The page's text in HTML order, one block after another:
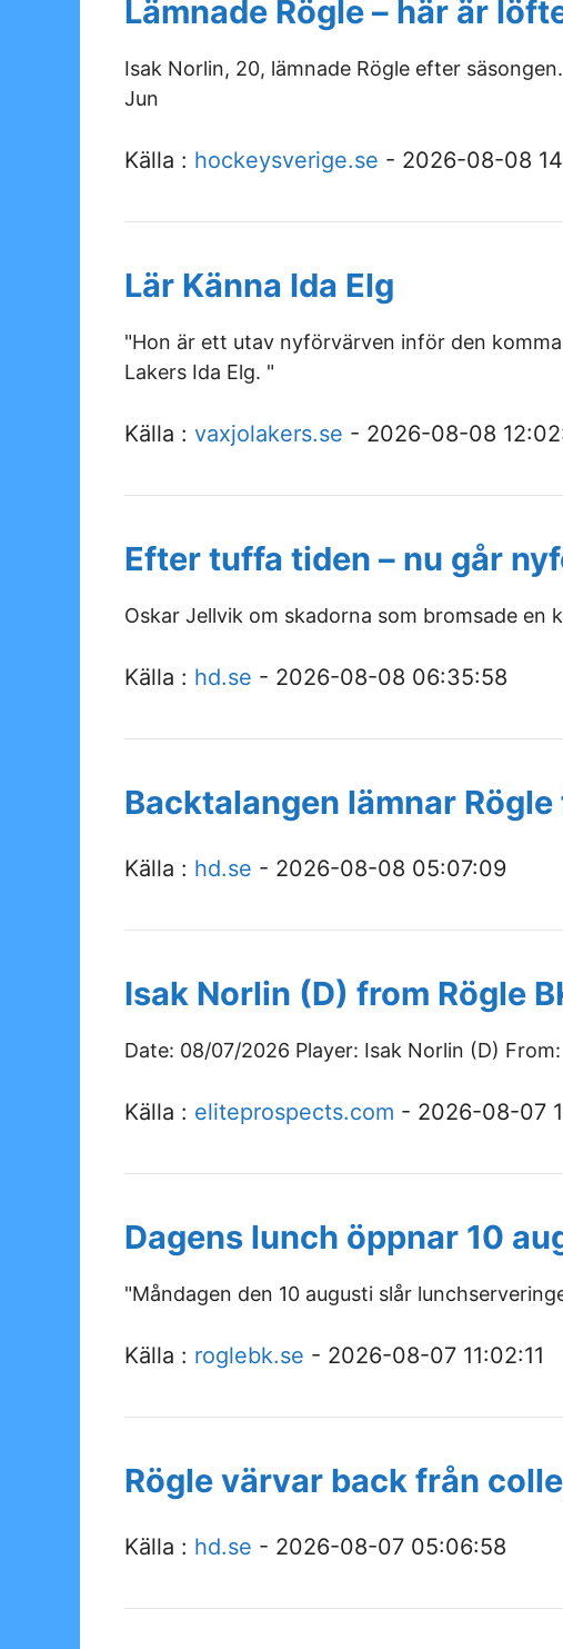
Lämnade Rögle – här är
Isak Norlin, 20, lämnade Rögle efter
Jun
Källa : hockeysverige.se - 2026-08-08
Lär Känna Ida Elg
"Hon är ett utav nyförvärven inför den
Lakers Ida Elg. "
Källa : vaxjolakers.se - 2026-08-08
Efter tuffa tiden – nu går
Oskar Jellvik om skadorna som bromsade en
Källa : hd.se - 2026-08-08 06:35:58
Backtalangen lämnar
Källa : hd.se - 2026-08-08 05:07:09
Isak Norlin (D) from Rögle
Date: 08/07/2026 Player: Isak Norlin (D) From:
Källa : eliteprospects.com - 2026-08-07
Dagens lunch öppnar 10
"Måndagen den 10 augusti slår
Källa : roglebk.se - 2026-08-07 11:02:11
Rögle värvar back från
Källa : hd.se - 2026-08-07 05:06:58